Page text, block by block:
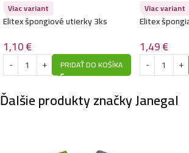
Viac variant
Elitex špongiové utierky 3ks
1,10€
PRIDAŤ DO KOŠÍKA
Viac variant
Elitex
1,49€
Ďalšie produkty značky Janegal